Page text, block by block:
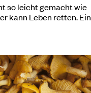
so leicht gemacht wie
kann Leben retten. Ein